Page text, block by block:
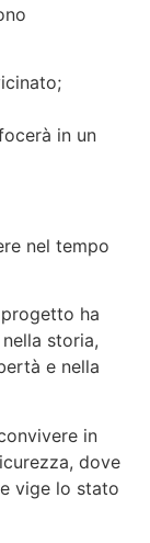
in un
nel tempo
ha
storia,
e nella
in
dove
vige lo stato